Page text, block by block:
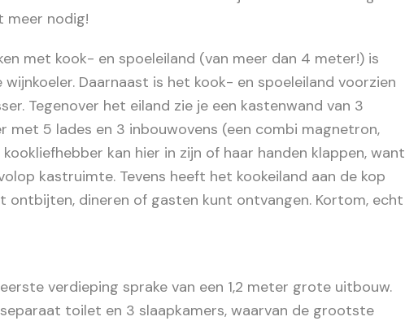
meer nodig!
met kook- en spoeleiland (van meer dan 4 meter!) is
Daarnaast is het kook- en spoeleiland voorzien
Tegenover het eiland zie je een kastenwand van 3
met 5 lades en 3 inbouwovens (een combi magnetron,
kan hier in zijn of haar handen klappen, want
kastruimte. Tevens heeft het kookeiland aan de kop
ontbijten, dineren of gasten kunt ontvangen. Kortom, echt
verdieping sprake van een 1,2 meter grote uitbouw.
toilet en 3 slaapkamers, waarvan de grootste